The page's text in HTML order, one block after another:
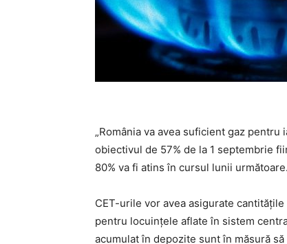
„România va avea suficient gaz
obiectivul de 57% de la 1 septembrie
80% va fi atins în cursul lunii următoare.
CET-urile vor avea asigurate
pentru locuințele aflate în sistem
acumulat în depozite sunt în măsură